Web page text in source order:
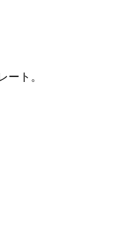
ト。